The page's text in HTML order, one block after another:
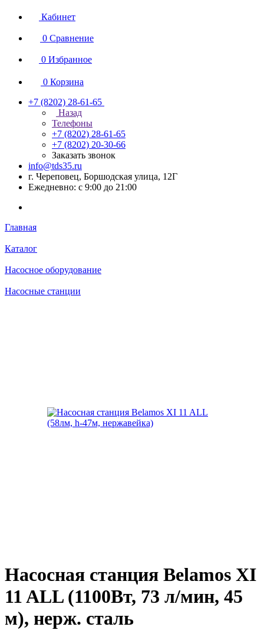
Кабинет
0 Сравнение
0 Избранное
0 Корзина
+7 (8202) 28‑61-65
Назад
Телефоны
+7 (8202) 28‑61-65
+7 (8202) 20‑30-66
Заказать звонок
info@tds35.ru
г. Череповец, Боршодская улица, 12Г
Ежедневно: с 9:00 до 21:00
Главная
Каталог
Насосное оборудование
Насосные станции
Насосная станция Belamos XI
11 ALL (1100Вт, 73 л/мин, 45
м), нерж. сталь